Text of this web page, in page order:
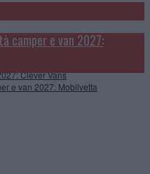
camper 2027: Carthago
camper, van e caravan:
2027: Clever Vans
camper e van 2027: